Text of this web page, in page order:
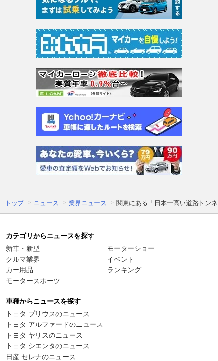
トップ ニュース 業界ニュース 関東にある「日本一高い道路トン
カテゴリからニュースを探す
新車・新型
クルマ業界
カー用品
モータースポーツ
モーターショー
イベント
ランキング
車種からニュースを探す
トヨタ プリウスのニュース
トヨタ アルファードのニュース
トヨタ ヤリスのニュース
トヨタ シエンタのニュース
日産 セレナのニュース